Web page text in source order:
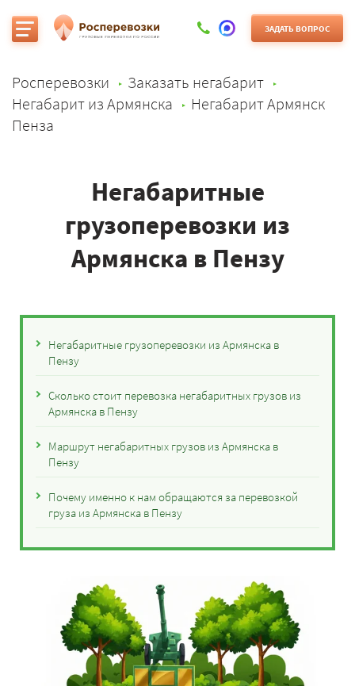
ЗАДАТЬ ВОПРОС
Росперевозки
Заказать негабарит
Негабарит из Армянска
Негабарит Армянск
Пенза
Негабаритные
грузоперевозки из
Армянска в Пензу
Негабаритные грузоперевозки из Армянска в
Пензу
Сколько стоит перевозка негабаритных грузов из
Армянска в Пензу
Маршрут негабаритных грузов из Армянска в
Пензу
Почему именно к нам обращаются за перевозкой
груза из Армянска в Пензу